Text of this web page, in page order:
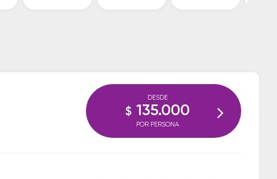
DESDE
$ 135.000
POR PERSONA